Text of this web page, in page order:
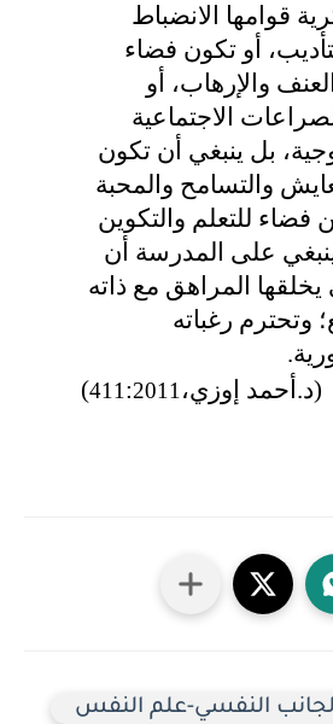
قوامها الانضباط
أو تكون فضاء
والإرهاب، أو
الاجتماعية
بل ينبغي أن تكون
والتسامح والمحبة
فضاء للتعلم والتكوين
على المدرسة أن
يخلقها المراهق مع ذاته
وتحترم رغباته
(د.أحمد إوزي،
411 :2011
)
النفسي-علم النفس